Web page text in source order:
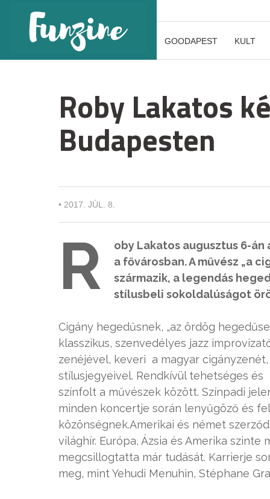
GOODAPEST KULT
Roby Lakatos
Budapesten
• 2017. JÚL. 8.
R
oby Lakatos augusztus 6-
a fővárosban. A művész „a
származik, a legendás
stílusbeli sokoldalúságot
Cigány hegedűsnek, „az ördög
klasszikus, szenvedélyes jazz
zenéjével, keveri a magyar
stílusjegyeivel. Rendkívül tehetséges
színfolt a művészek között. Színpadi
minden koncertje során lenyűgöző és
közönségnek.Amerikai és német
világhír. Európa, Ázsia és Amerika
megcsillogtatta már tudását. Karrierje
meg, mint Yehudi Menuhin, Stéphane